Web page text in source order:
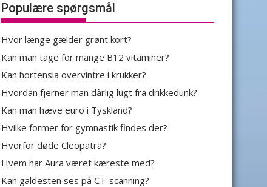
Populære spørgsmål
Hvor længe gælder grønt kort?
Kan man tage for mange B12 vitaminer?
Kan hortensia overvintre i krukker?
Hvordan fjerner man dårlig lugt fra drikkedunk?
Kan man hæve euro i Tyskland?
Hvilke former for gymnastik findes der?
Hvorfor døde Cleopatra?
Hvem har Aura været kæreste med?
Kan galdesten ses på CT-scanning?